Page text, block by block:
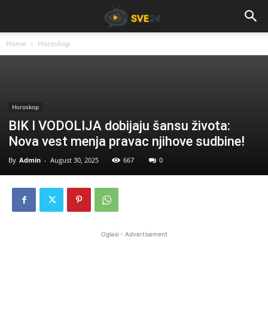
Home Horoskop
Horoskop
BIK I VODOLIJA dobijaju šansu života:
Nova vest menja pravac njihove sudbine!
By Admin - August 30, 2025 667 0
Oglasi - Advertisement